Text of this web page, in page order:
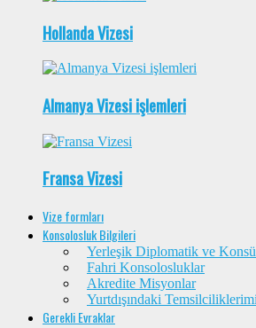
Hollanda Vizesi
Almanya Vizesi işlemleri
Fransa Vizesi
Vize formları
Konsolosluk Bilgileri
Yerleşik Diplomatik ve
Fahri Konsolosluklar
Akredite Misyonlar
Yurtdışındaki
Gerekli Evraklar